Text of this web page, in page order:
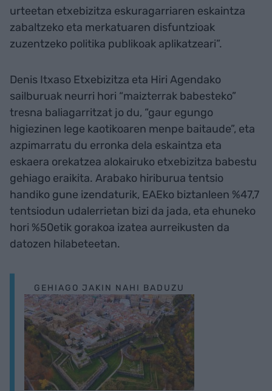
urteetan etxebizitza eskuragarriaren eskaintza
zabaltzeko eta merkatuaren disfuntzioak
zuzentzeko politika publikoak aplikatzeari”.
Denis Itxaso Etxebizitza eta Hiri Agendako
sailburuak neurri hori “maizterrak babesteko”
tresna baliagarritzat jo du, “gaur egungo
higiezinen lege kaotikoaren menpe baitaude”, eta
azpimarratu du erronka dela eskaintza eta
eskaera orekatzea alokairuko etxebizitza babestu
gehiago eraikita. Arabako hiriburua tentsio
handiko gune izendaturik, EAEko biztanleen %47,7
tentsiodun udalerrietan bizi da jada, eta ehuneko
hori %50etik gorakoa izatea aurreikusten da
datozen hilabeteetan.
GEHIAGO JAKIN NAHI BADUZU